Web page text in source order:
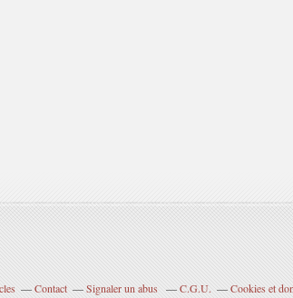
Contact Signaler un abus C.G.U. Cookies et